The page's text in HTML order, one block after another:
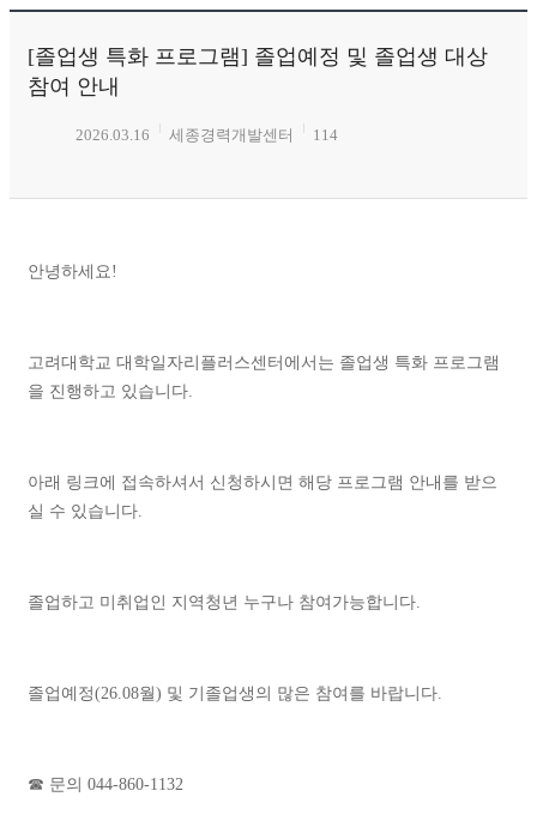
[졸업생 특화 프로그램] 졸업예정 및 졸업생 대상
참여 안내
2026.03.16 세종경력개발센터 114
안녕하세요!
고려대학교 대학일자리플러스센터에서는 졸업생 특화 프로그램
을 진행하고 있습니다.
아래 링크에 접속하셔서 신청하시면 해당 프로그램 안내를 받으
실 수 있습니다.
졸업하고 미취업인 지역청년 누구나 참여가능합니다.
졸업예정(26.08월) 및 기졸업생의 많은 참여를 바랍니다.
☎ 문의 044-860-1132